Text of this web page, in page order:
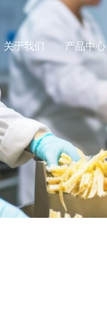
关于我们 产品中心